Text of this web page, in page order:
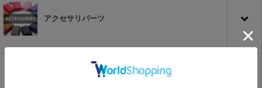
アクセサリパーツ